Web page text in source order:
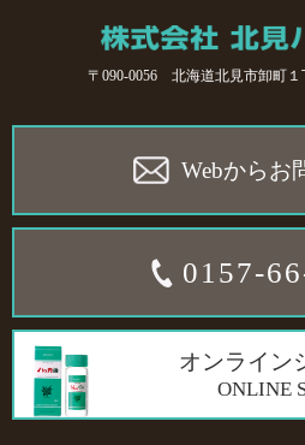
〒090-0056 北海道北見市卸町１
Webからお
0157-
オンライン
ONLINE